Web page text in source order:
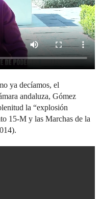
ya decíamos, el
andaluza, Gómez
la “explosión
15-M y las Marchas de la